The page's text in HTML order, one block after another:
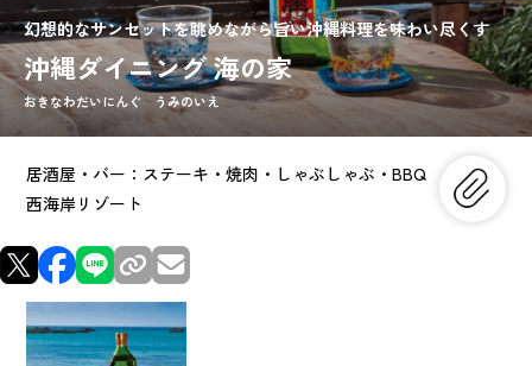
幻想的なサンセットを眺めながら旨い沖縄料理を味わい尽くす
沖縄ダイニング 海の家
おきなわだいにんぐ うみのいえ
居酒屋・バー：ステーキ・焼肉・しゃぶしゃぶ・BBQ
西海岸リゾート